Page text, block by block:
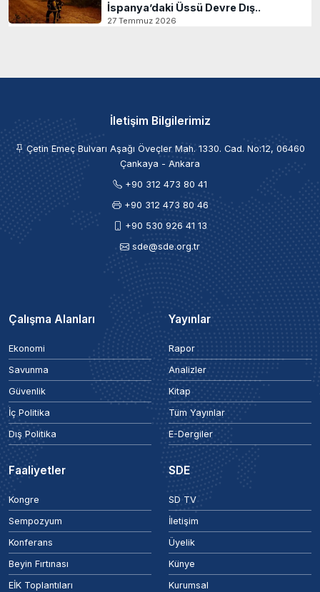
İspanya’daki Üssü Devre Dış..
27 Temmuz 2026
İletişim Bilgilerimiz
Çetin Emeç Bulvarı Aşağı Öveçler Mah. 1330. Cad. No:12, 06460
Çankaya - Ankara
+90 312 473 80 41
+90 312 473 80 46
+90 530 926 41 13
sde@sde.org.tr
Çalışma Alanları
Ekonomi
Savunma
Güvenlik
İç Politika
Dış Politika
Yayınlar
Rapor
Analizler
Kitap
Tüm Yayınlar
E-Dergiler
Faaliyetler
Kongre
Sempozyum
Konferans
Beyin Fırtınası
EİK Toplantıları
SDE
SD TV
İletişim
Üyelik
Künye
Kurumsal